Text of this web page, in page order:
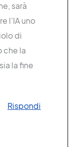
sarà
l’IA uno
di
che la
la fine
Rispondi